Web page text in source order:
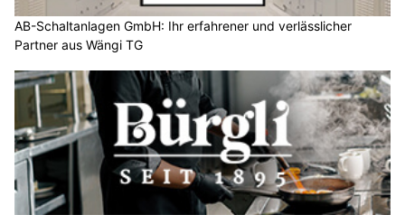
AB-Schaltanlagen GmbH: Ihr erfahrener und verlässlicher
Partner aus Wängi TG